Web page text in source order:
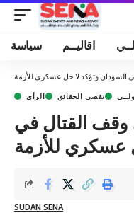
سياسة اقاليــم
في السودان وتؤكد لا حل عسكري للأزمة
الرأي تقصي الحقائق
وقف القتال في
عسكري للأزمة
SUDAN SENA